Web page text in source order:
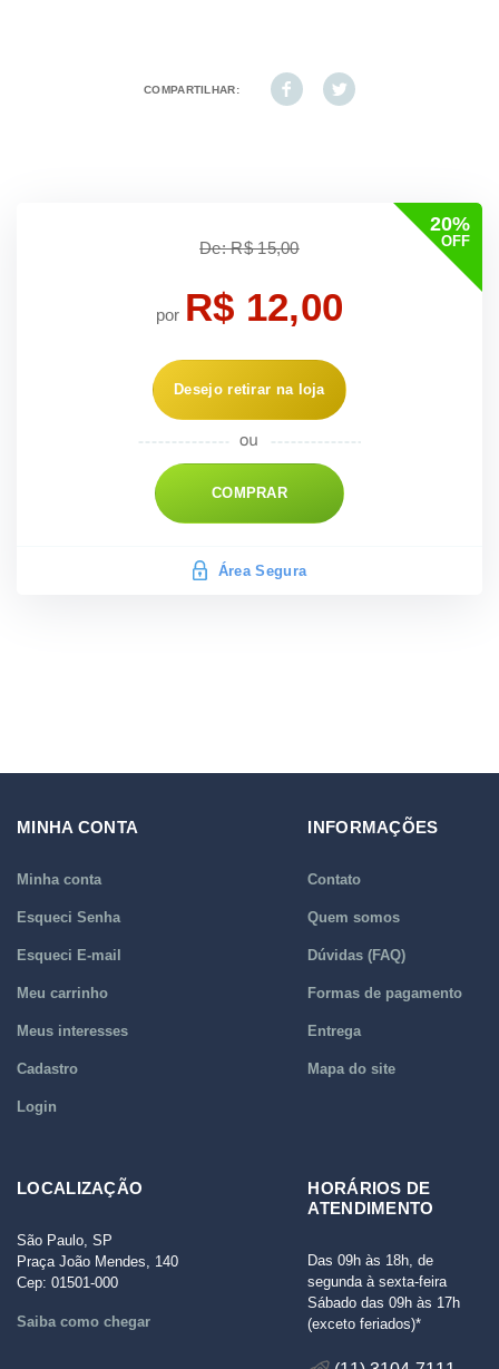
COMPARTILHAR:
20%
OFF
De: R$ 15,00
por R$ 12,00
Desejo retirar na loja
COMPRAR
Área Segura
MINHA CONTA
Minha conta
Esqueci Senha
Esqueci E-mail
Meu carrinho
Meus interesses
Cadastro
Login
INFORMAÇÕES
Contato
Quem somos
Dúvidas (FAQ)
Formas de pagamento
Entrega
Mapa do site
LOCALIZAÇÃO
São Paulo, SP
Praça João Mendes, 140
Cep: 01501-000
Saiba como chegar
HORÁRIOS DE
ATENDIMENTO
Das 09h às 18h, de
segunda à sexta-feira
Sábado das 09h às 17h
(exceto feriados)*